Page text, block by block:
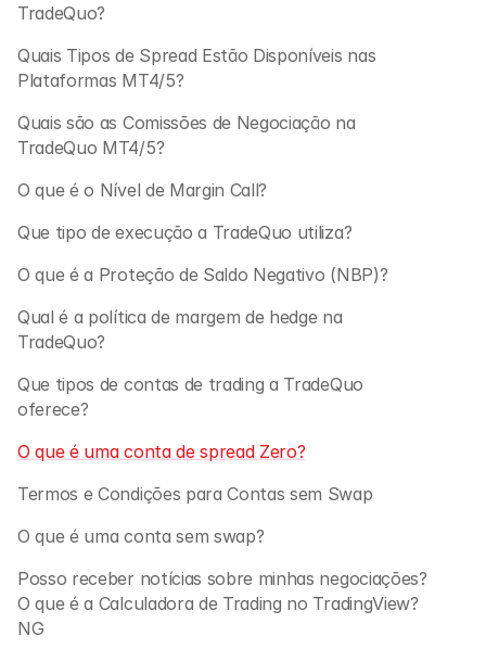
TradeQuo?
Quais Tipos de Spread Estão Disponíveis nas
Plataformas MT4/5?
Quais são as Comissões de Negociação na
TradeQuo MT4/5?
O que é o Nível de Margin Call?
Que tipo de execução a TradeQuo utiliza?
O que é a Proteção de Saldo Negativo (NBP)?
Qual é a política de margem de hedge na
TradeQuo?
Que tipos de contas de trading a TradeQuo
oferece?
O que é uma conta de spread Zero?
Termos e Condições para Contas sem Swap
O que é uma conta sem swap?
Posso receber notícias sobre minhas negociações?
O que é a Calculadora de Trading no TradingView?
NG